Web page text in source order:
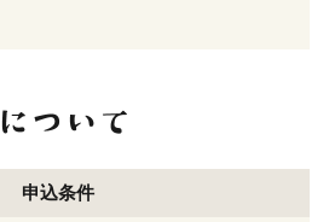
申込条件